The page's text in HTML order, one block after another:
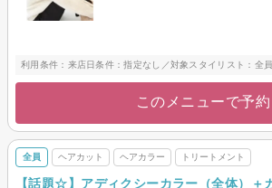
利用条件：来店日条件：指定なし／対象スタイリスト：全員
このメニューで予約
全員 ヘアカット ヘアカラー トリートメント
【話題☆】アディクシーカラー（全体）＋